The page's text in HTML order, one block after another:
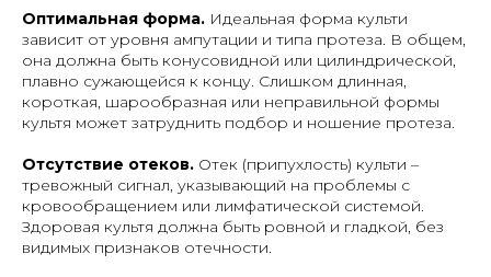
Оптимальная форма. Идеальная форма культи
зависит от уровня ампутации и типа протеза. В общем,
она должна быть конусовидной или цилиндрической,
плавно сужающейся к концу. Слишком длинная,
короткая, шарообразная или неправильной формы
культя может затруднить подбор и ношение протеза.
Отсутствие отеков. Отек (припухлость) культи –
тревожный сигнал, указывающий на проблемы с
кровообращением или лимфатической системой.
Здоровая культя должна быть ровной и гладкой, без
видимых признаков отечности.